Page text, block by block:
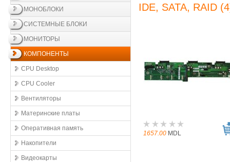
МОНОБЛОКИ
СИСТЕМНЫЕ БЛОКИ
МОНИТОРЫ
КОМПОНЕНТЫ
CPU Desktop
CPU Cooler
Вентиляторы
Материнские платы
Оперативная память
Накопители
Видеокарты
IDE, SATA, RAID
1657.00 MDL